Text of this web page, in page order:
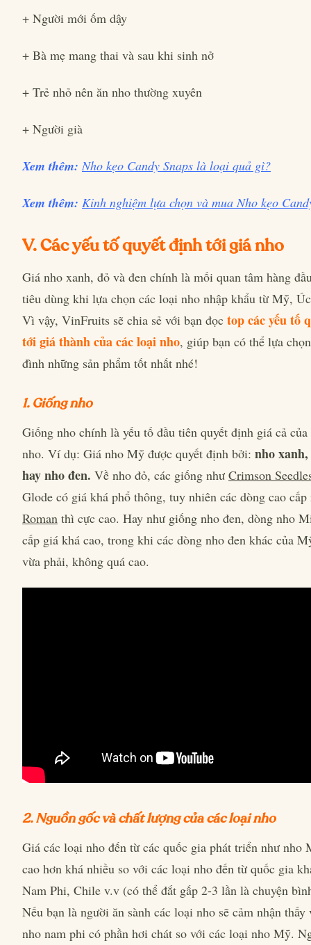
+ Người mới ốm dậy
+ Bà mẹ mang thai và sau khi sinh nở
+ Trẻ nhỏ nên ăn nho thường xuyên
+ Người già
Xem thêm: Nho kẹo Candy Snaps là loại quả gì?
Xem thêm: Kinh nghiệm lựa chọn và mua Nho kẹo
V. Các yếu tố quyết định tới giá nho
Giá nho xanh, đỏ và đen chính là mối quan tâm hàng
tiêu dùng khi lựa chọn các loại nho nhập khẩu từ Mỹ,
Vì vậy, VinFruits sẽ chia sẻ với bạn đọc top các yếu tố
tới giá thành của các loại nho, giúp bạn có thể lựa
đình những sản phẩm tốt nhất nhé!
1. Giống nho
Giống nho chính là yếu tố đầu tiên quyết định giá cả
nho. Ví dụ: Giá nho Mỹ được quyết định bởi: nho
hay nho đen. Về nho đỏ, các giống như Crimson
Glode có giá khá phổ thông, tuy nhiên các dòng cao
Roman thì cực cao. Hay như giống nho đen, dòng nho
cấp giá khá cao, trong khi các dòng nho đen khác của
vừa phải, không quá cao.
2. Nguồn gốc và chất lượng của các loại nho
Giá các loại nho đến từ các quốc gia phát triển như nho
cao hơn khá nhiều so với các loại nho đến từ quốc gia
Nam Phi, Chile v.v (có thể đắt gấp 2-3 lần là chuyện
Nếu bạn là người ăn sành các loại nho sẽ cảm nhận thấy
nho nam phi có phần hơi chát so với các loại nho Mỹ.